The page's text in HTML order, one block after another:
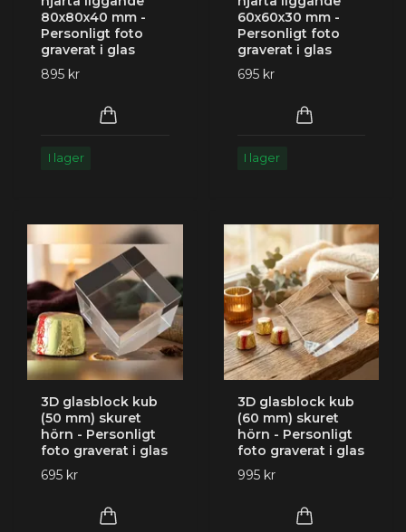
80x80x40 mm -
Personligt foto
graverat i glas
895 kr
I lager
60x60x30 mm -
Personligt foto
graverat i glas
695 kr
I lager
3D glasblock kub
(50 mm) skuret
hörn - Personligt
foto graverat i glas
695 kr
3D glasblock kub
(60 mm) skuret
hörn - Personligt
foto graverat i glas
995 kr